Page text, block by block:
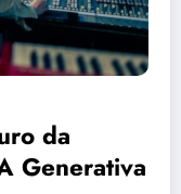
da
Generativa